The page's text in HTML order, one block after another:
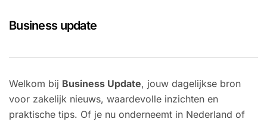
Business update
Welkom bij Business Update, jouw dagelijkse bron
voor zakelijk nieuws, waardevolle inzichten en
praktische tips. Of je nu onderneemt in Nederland of